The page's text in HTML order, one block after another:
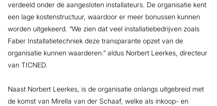
verdeeld onder de aangesloten installateurs. De organisatie kent
een lage kostenstructuur, waardoor er meer bonussen kunnen
worden uitgekeerd. “We zien dat veel installatiebedrijven zoals
Faber Installatietechniek deze transparante opzet van de
organisatie kunnen waarderen.” aldus Norbert Leerkes, directeur
van TICNED.
Naast Norbert Leerkes, is de organisatie onlangs uitgebreid met
de komst van Mirella van der Schaaf, welke als inkoop- en